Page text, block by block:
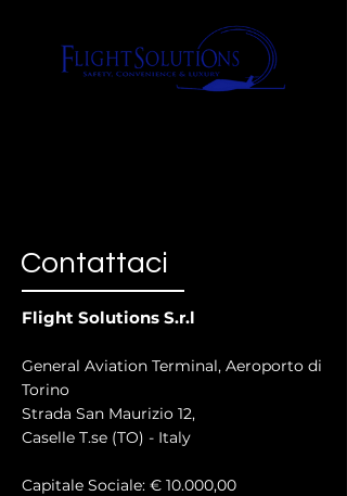
Contattaci
Flight Solutions S.r.l
General Aviation Terminal, Aeroporto di
Torino
Strada San Maurizio 12,
Caselle T.se (TO) - Italy
Capitale Sociale: € 10.000,00